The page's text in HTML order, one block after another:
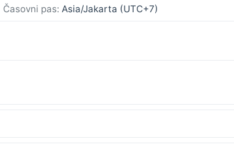
Časovni pas: Asia/Jakarta (UTC+7)